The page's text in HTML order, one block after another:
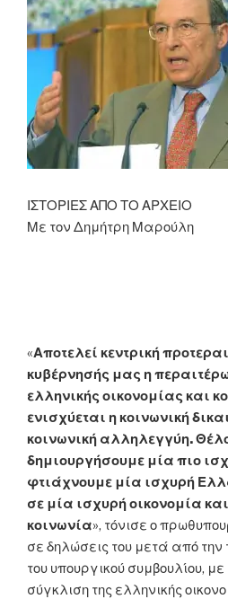
ΙΣΤΟΡΙΕΣ ΑΠΟ ΤΟ ΑΡΧΕΙΟ
Με τον Δημήτρη Μαρούλη
«Αποτελεί κεντρική
κυβέρνησής μας η
ελληνικής οικονομίας και
ενισχύεται η κοινωνική
κοινωνική αλληλεγγύη.
δημιουργήσουμε μία πιο
φτιάχνουμε μία ισχυρή
σε μία ισχυρή οικονομία
κοινωνία», τόνισε ο
σε δηλώσεις του μετά από
του υπουργικού συμβουλίου,
σύγκλιση της ελληνικής